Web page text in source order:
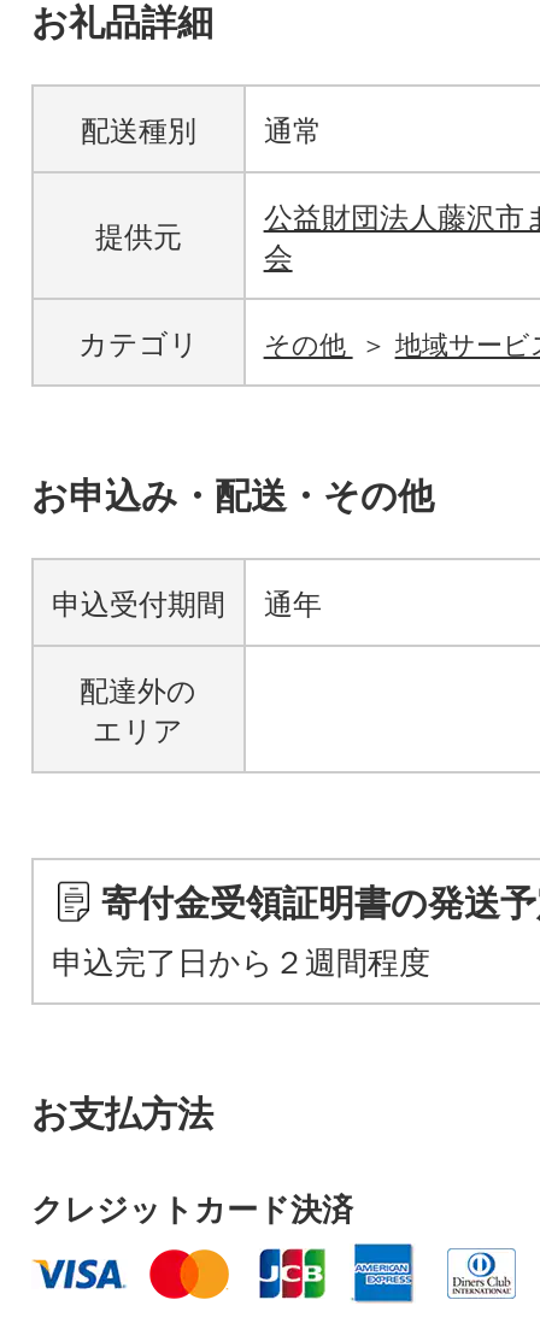
お礼品詳細
配送種別 通常
提供元
公益財団法人藤沢市
会
カテゴリ その他 地域サービ
お申込み・配送・その他
申込受付期間 通年
配達外の
エリア
寄付金受領証明書の発送
申込完了日から２週間程度
お支払方法
クレジットカード決済